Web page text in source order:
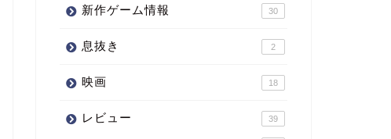
新作ゲーム情報 30
息抜き 2
映画 18
レビュー 39